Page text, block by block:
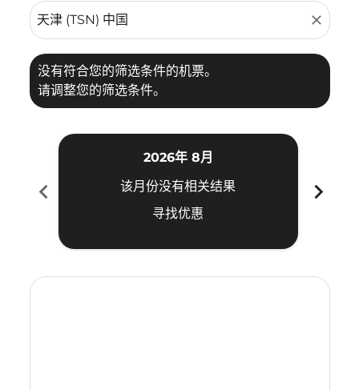
close
没有符合您的筛选条件的机票。
请调整您的筛选条件。
chevron_left
2026年 8月
该月份没有相关结果
寻找优惠
chevron_right